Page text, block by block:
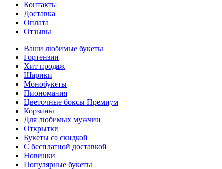
Контакты
Доставка
Оплата
Отзывы
Ваши любимые букеты
Гортензии
Хит продаж
Шарики
Монобукеты
Пиономания
Цветочные боксы Премиум
Корзины
Для любимых мужчин
Открытки
Букеты со скидкой
С бесплатной доставкой
Новинки
Популярные букеты